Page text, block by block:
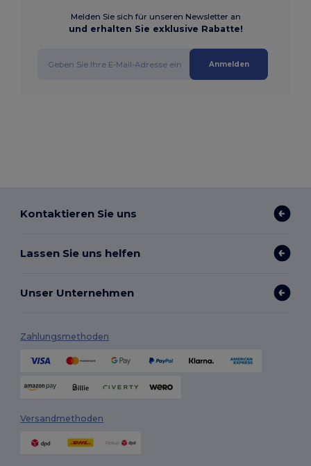
Melden Sie sich für unseren Newsletter an
und erhalten Sie exklusive Rabatte!
Anmelden
Kontaktieren Sie uns
Lassen Sie uns helfen
Unser Unternehmen
Zahlungsmethoden
Versandmethoden